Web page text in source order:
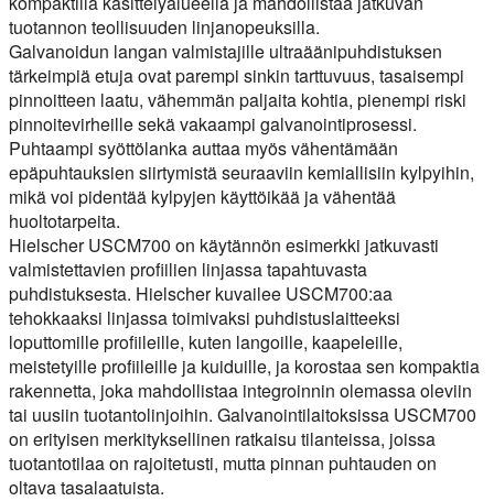
tuotannon teollisuuden linjanopeuksilla.
Galvanoidun langan valmistajille ultraäänipuhdistuksen
tärkeimpiä etuja ovat parempi sinkin tarttuvuus, tasaisempi
pinnoitteen laatu, vähemmän paljaita kohtia, pienempi riski
pinnoitevirheille sekä vakaampi galvanointiprosessi.
Puhtaampi syöttölanka auttaa myös vähentämään
epäpuhtauksien siirtymistä seuraaviin kemiallisiin kylpyihin,
mikä voi pidentää kylpyjen käyttöikää ja vähentää
huoltotarpeita.
Hielscher USCM700 on käytännön esimerkki jatkuvasti
valmistettavien profiilien linjassa tapahtuvasta
puhdistuksesta. Hielscher kuvailee USCM700:aa
tehokkaaksi linjassa toimivaksi puhdistuslaitteeksi
loputtomille profiileille, kuten langoille, kaapeleille,
meistetyille profiileille ja kuiduille, ja korostaa sen kompaktia
rakennetta, joka mahdollistaa integroinnin olemassa oleviin
tai uusiin tuotantolinjoihin. Galvanointilaitoksissa USCM700
on erityisen merkityksellinen ratkaisu tilanteissa, joissa
tuotantotilaa on rajoitetusti, mutta pinnan puhtauden on
oltava tasalaatuista.